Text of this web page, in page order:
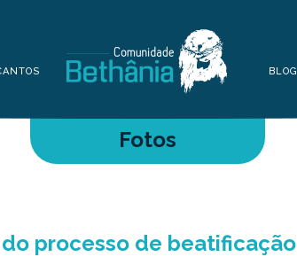
BLOG
Fotos
processo de beatificação